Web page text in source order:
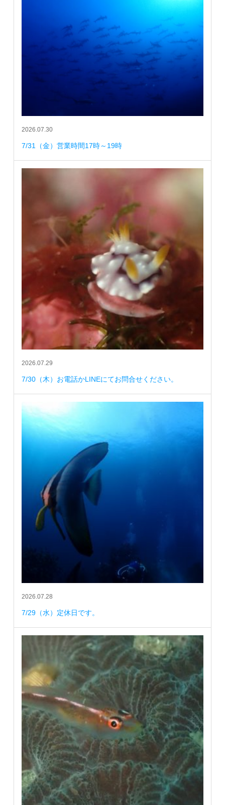
2026.07.30
7/31（金）営業時間17時～19時
2026.07.29
7/30（木）お電話かLINEにてお問合せください。
2026.07.28
7/29（水）定休日です。